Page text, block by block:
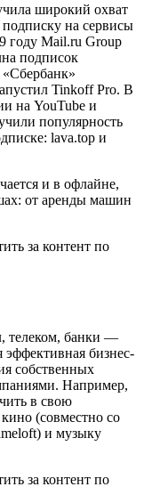
широкий охват
подписку на сервисы
году Mail.ru Group
подписок
Tinkoff Pro. В
на YouTube и
популярность
lava.top и
и в офлайне,
от аренды машин
телеком, банки —
эффективная бизнес-
собственных
Например,
в свою
(совместно со
и музыку